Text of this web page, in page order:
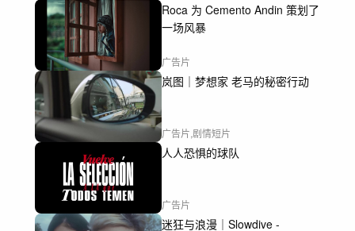
Roca 为 Cemento Andin 策划了
一场风暴
广告片
岚图｜梦想家 老马的秘密行动
广告片,剧情短片
人人恐惧的球队
广告片
迷狂与浪漫｜Slowdive -